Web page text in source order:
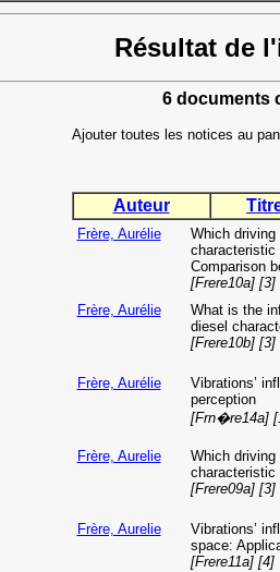
Résultat de
6 documents
Ajouter toutes les notices au
Auteur
Frère, Aurélie
Which
characteristic
Comparison
[Frere10a] [3]
Frère, Aurélie
What is the
diesel
[Frere10b] [3]
Frère, Aurélie
Vibrations’
perception
[Frn�re14a]
Frère, Aurelie
Which driving
characteristic
[Frere09a] [3]
Frère, Aurelie
Vibrations’
space:
[Frere11a] [4]